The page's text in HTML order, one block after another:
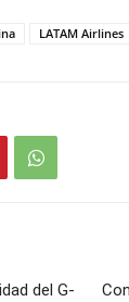
LATAM Airlines
del G-